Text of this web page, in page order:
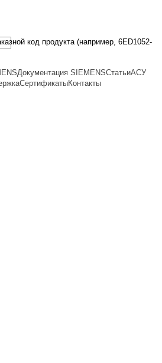
код продукта (например, 6ED1052-
Документация SIEMENSСтатьиАСУ
СертификатыКонтакты